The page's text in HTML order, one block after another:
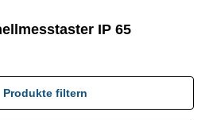
IP 65
Produkte filtern